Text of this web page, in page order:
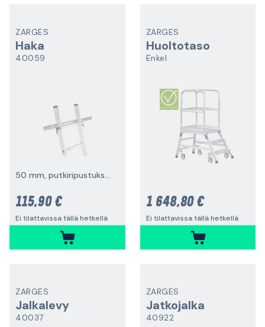
ZARGES
Haka
40059
50 mm, putkiripustukseen
115,90 €
Ei tilattavissa tällä hetkellä
ZARGES
Huoltotaso
Enkel
1 648,80 €
Ei tilattavissa tällä hetkellä
ZARGES
Jalkalevy
40037
ZARGES
Jatkojalka
40922